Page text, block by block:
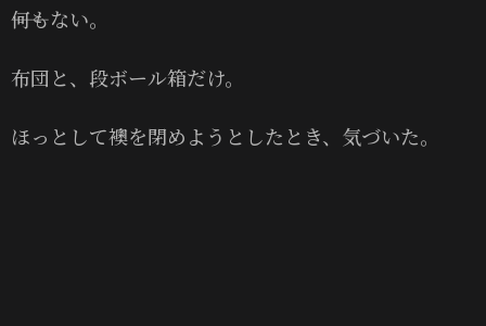
――何もない。
布団と、段ボール箱だけ。
ほっとして襖を閉めようとしたとき、気づいた。